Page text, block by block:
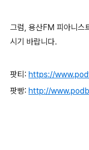
그럼, 용산FM 피아니스
시기 바랍니다.
팟티: https://
팟빵: http://